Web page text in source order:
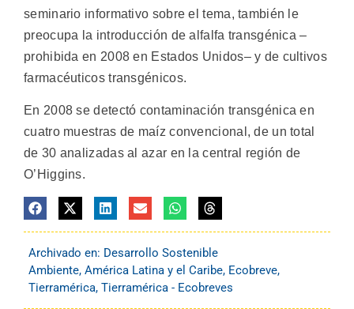
seminario informativo sobre el tema, también le
preocupa la introducción de alfalfa transgénica –
prohibida en 2008 en Estados Unidos– y de cultivos
farmacéuticos transgénicos.
En 2008 se detectó contaminación transgénica en
cuatro muestras de maíz convencional, de un total
de 30 analizadas al azar en la central región de
O’Higgins.
Archivado en: Desarrollo Sostenible
Ambiente, América Latina y el Caribe, Ecobreve,
Tierramérica, Tierramérica - Ecobreves